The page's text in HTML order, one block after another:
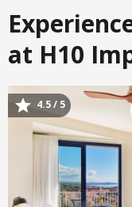
Lanzarote, Espagne
La Palma, Espagne
Trelawny, Jamaïque
at H10
Image
4.5 / 5